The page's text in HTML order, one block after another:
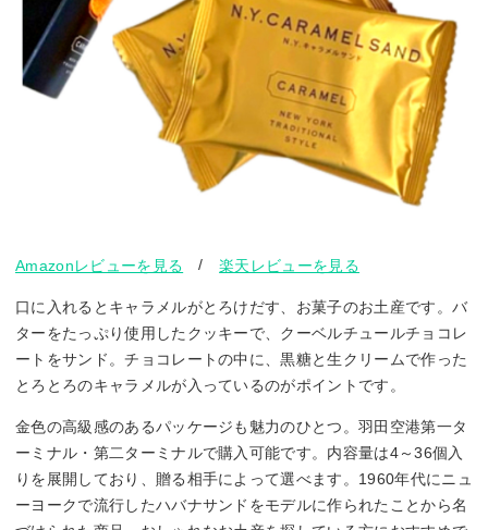
Amazonレビューを見る /楽天レビューを見る
口に入れるとキャラメルがとろけだす、お菓子のお土産です。バ
ターをたっぷり使用したクッキーで、クーベルチュールチョコレ
ートをサンド。チョコレートの中に、黒糖と生クリームで作った
とろとろのキャラメルが入っているのがポイントです。
金色の高級感のあるパッケージも魅力のひとつ。羽田空港第一タ
ーミナル・第二ターミナルで購入可能です。内容量は4～36個入
りを展開しており、贈る相手によって選べます。1960年代にニュ
ーヨークで流行したハバナサンドをモデルに作られたことから名